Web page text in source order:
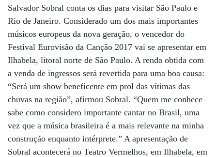
Salvador Sobral conta os dias para visitar São Paulo e
Rio de Janeiro. Considerado um dos mais importantes
músicos europeus da nova geração, o vencedor do
Festival Eurovisão da Canção 2017 vai se apresentar em
Ilhabela, litoral norte de São Paulo. A renda obtida com
a venda de ingressos será revertida para uma boa causa:
“Será um show beneficente em prol das vítimas das
chuvas na região”, afirmou Sobral. “Quem me conhece
sabe como considero importante cantar no Brasil, uma
vez que a música brasileira é a mais relevante na minha
construção enquanto intérprete.” A apresentação de
Sobral acontecerá no Teatro Vermelhos, em Ilhabela, em